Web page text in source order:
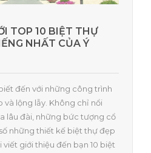
TOP 10 BIỆT THỰ
NHẤT CỦA Ý
đến với những công trình
và lộng lẫy. Không chỉ nổi
lâu đài, những bức tượng cổ
những thiết kế biệt thự đẹp
viết giới thiệu đến bạn 10 biệt